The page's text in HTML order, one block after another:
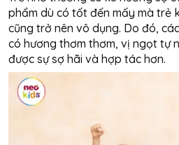
phẩm dù có tốt đến mấy mà trẻ
cũng trở nên vô dụng. Do đó,
có hương thơm thơm, vị ngọt tự
được sự sợ hãi và hợp tác hơn.